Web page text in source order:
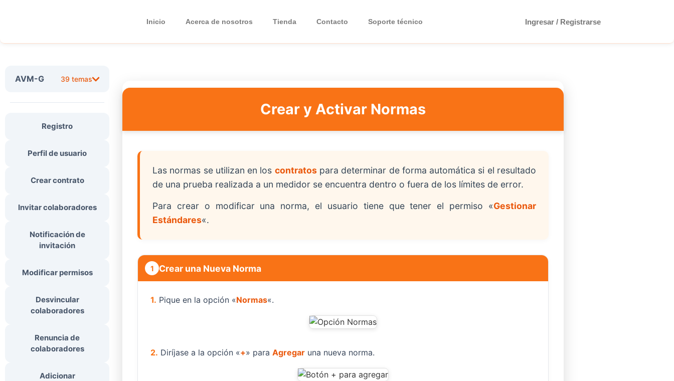
Inicio Acerca de nosotros Tienda Contacto Soporte técnico Ingresar / Registrarse
AVM-G 39 temas
Registro
Perfil de usuario
Crear contrato
Invitar colaboradores
Notificación de
invitación
Modificar permisos
Desvincular
colaboradores
Renuncia de
colaboradores
Adicionar
Crear y Activar Normas
Las normas se utilizan en los contratospara determinar de forma automática si el resultado
de una prueba realizada a un medidor se encuentra dentro o fuera de los límites de error.
Para crear o modificar una norma, el usuario tiene que tener el permiso «Gestionar
Estándares«.
1 Crear una Nueva Norma
1. Pique en la opción «Normas«.
2. Diríjase a la opción «+» para Agregar una nueva norma.